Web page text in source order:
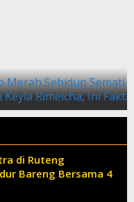
Semati
Ini Faktanya
di Ruteng
Bareng Bersama 4